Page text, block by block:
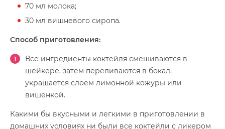
70 мл молока;
30 мл вишневого сиропа.
Способ приготовления:
Все ингредиенты коктейля смешиваются в
шейкере, затем переливаются в бокал,
украшается слоем лимонной кожуры или
вишенкой.
Какими бы вкусными и легкими в приготовлении в
домашних условиях ни были все коктейли с ликером